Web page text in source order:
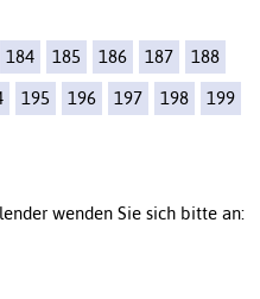
184 185 186 187 188
195 196 197 198 199
wenden Sie sich bitte an: